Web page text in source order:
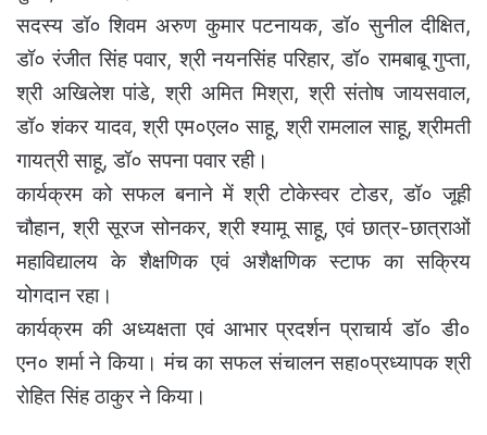
सदस्य डॉ० शिवम अरुण कुमार पटनायक, डॉ० सुनील दीक्षित,
डॉ० रंजीत सिंह पवार, श्री नयनसिंह परिहार, डॉ० रामबाबू गुप्ता,
श्री अखिलेश पांडे, श्री अमित मिश्रा, श्री संतोष जायसवाल,
डॉ० शंकर यादव, श्री एम०एल० साहू, श्री रामलाल साहू, श्रीमती
गायत्री साहू, डॉ० सपना पवार रही।
कार्यक्रम को सफल बनाने में श्री टोकेस्वर टोडर, डॉ० जूही
चौहान, श्री सूरज सोनकर, श्री श्यामू साहू, एवं छात्र-छात्राओं
महाविद्यालय के शैक्षणिक एवं अशैक्षणिक स्टाफ का सक्रिय
योगदान रहा।
कार्यक्रम की अध्यक्षता एवं आभार प्रदर्शन प्राचार्य डॉ० डी०
एन० शर्मा ने किया। मंच का सफल संचालन सहा०प्रध्यापक श्री
रोहित सिंह ठाकुर ने किया।